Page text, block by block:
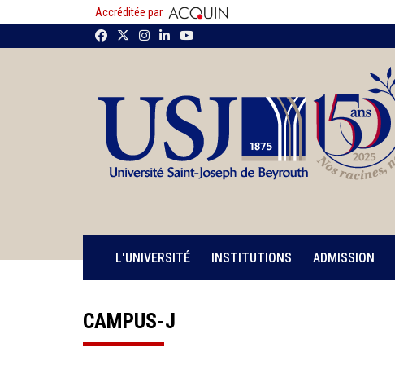
Accréditée par
L'UNIVERSITÉ INSTITUTIONS ADMISSION
CAMPUS-J